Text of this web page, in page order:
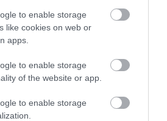
to enable storage
like cookies on web or
apps.
to enable storage
of the website or app.
to enable storage
KIRÁNDULÁS PANNONHALMA
KÖRNYÉKÉN: TERMÉSZET,
TALÁLKOZÁSA